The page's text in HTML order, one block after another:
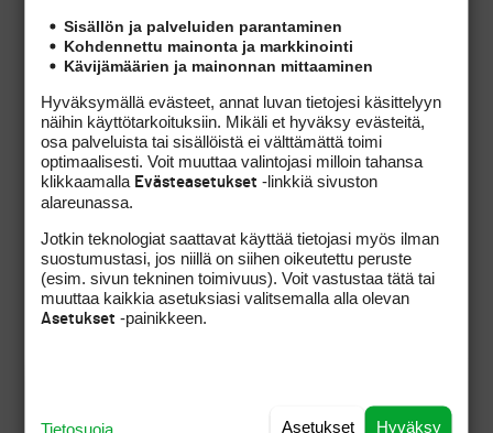
Sisällön ja palveluiden parantaminen
Kohdennettu mainonta ja markkinointi
Kävijämäärien ja mainonnan mittaaminen
Hyväksymällä evästeet, annat luvan tietojesi käsittelyyn
näihin käyttötarkoituksiin. Mikäli et hyväksy evästeitä,
osa palveluista tai sisällöistä ei välttämättä toimi
optimaalisesti. Voit muuttaa valintojasi milloin tahansa
klikkaamalla Evästeasetukset -linkkiä sivuston
alareunassa.
Jotkin teknologiat saattavat käyttää tietojasi myös ilman
suostumustasi, jos niillä on siihen oikeutettu peruste
(esim. sivun tekninen toimivuus). Voit vastustaa tätä tai
muuttaa kaikkia asetuksiasi valitsemalla alla olevan
Asetukset -painikkeen.
Hyväksy
Asetukset
Tietosuoja